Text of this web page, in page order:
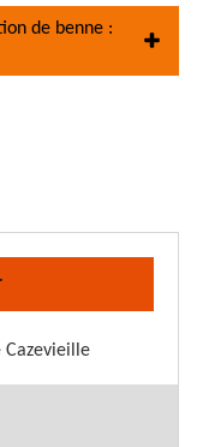
de benne :
Cazevieille